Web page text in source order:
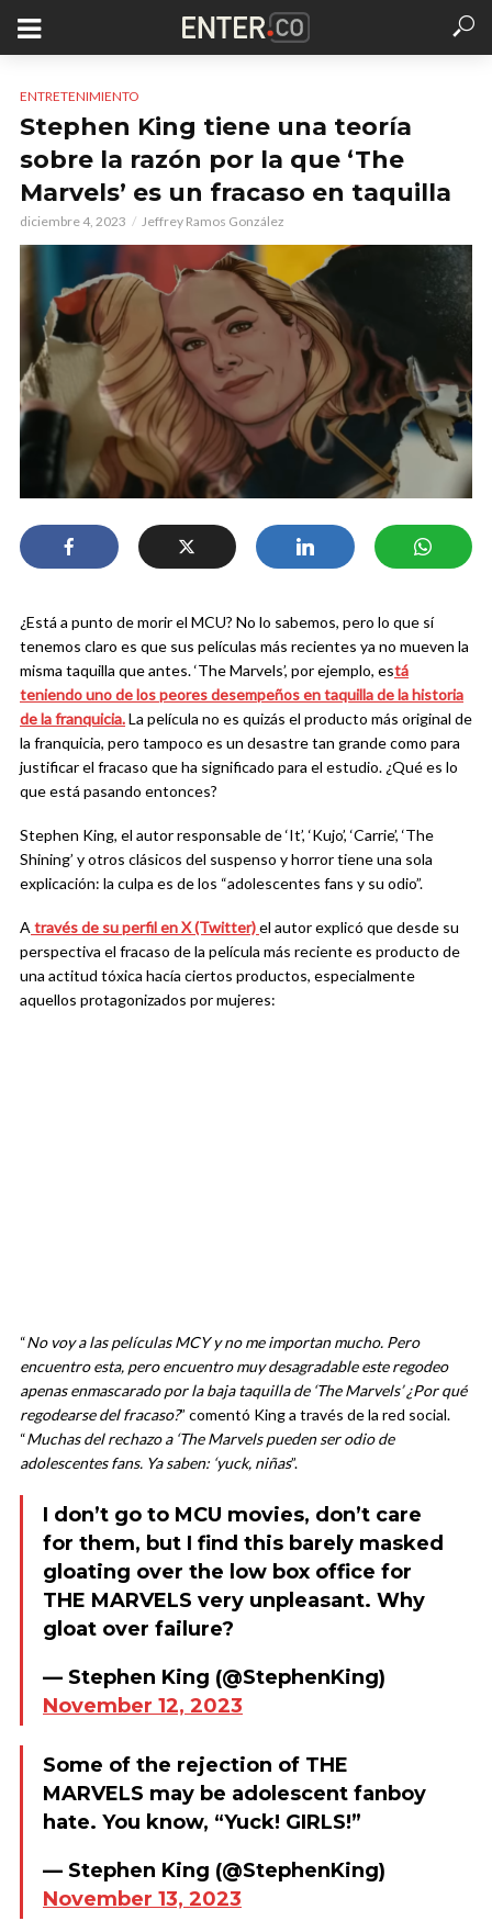
ENTRETENIMIENTO
Stephen King tiene una teoría
sobre la razón por la que ‘The
Marvels’ es un fracaso en taquilla
diciembre 4, 2023 Jeffrey Ramos González
¿Está a punto de morir el MCU? No lo sabemos, pero lo que sí
tenemos claro es que sus películas más recientes ya no mueven la
misma taquilla que antes. ‘The Marvels’, por ejemplo, está
teniendo uno de los peores desempeños en taquilla de la historia
de la franquicia.La película no es quizás el producto más original de
la franquicia, pero tampoco es un desastre tan grande como para
justificar el fracaso que ha significado para el estudio. ¿Qué es lo
que está pasando entonces?
Stephen King, el autor responsable de ‘It’, ‘Kujo’, ‘Carrie’, ‘The
Shining’ y otros clásicos del suspenso y horror tiene una sola
explicación: la culpa es de los “adolescentes fans y su odio”.
Através de su perfil en X (Twitter)el autor explicó que desde su
perspectiva el fracaso de la película más reciente es producto de
una actitud tóxica hacía ciertos productos, especialmente
aquellos protagonizados por mujeres:
“No voy a las películas MCY y no me importan mucho. Pero
encuentro esta, pero encuentro muy desagradable este regodeo
apenas enmascarado por la baja taquilla de ‘The Marvels’ ¿Por qué
regodearse del fracaso?” comentó King a través de la red social.
“Muchas del rechazo a ‘The Marvels pueden ser odio de
adolescentes fans. Ya saben: ‘yuck, niñas”.
I don’t go to MCU movies, don’t care
for them, but I find this barely masked
gloating over the low box office for
THE MARVELS very unpleasant. Why
gloat over failure?
— Stephen King (@StephenKing)
November 12, 2023
Some of the rejection of THE
MARVELS may be adolescent fanboy
hate. You know, “Yuck! GIRLS!”
— Stephen King (@StephenKing)
November 13, 2023